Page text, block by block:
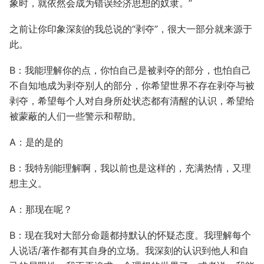
象时，就依然会成为错误经济思想的奴隶。”
之前让你印象深刻的我总说的“剥夺”，很大一部分就来源于
此。
B：我能理解你的点，你怕自己是被剥夺的部分，也怕自己
不自知地成为剥夺别人的部分，你希望世界不存在剥夺与被
剥夺，希望每个人对自身所处状态都有清醒的认识，希望给
被蒙蔽的人们一些警示和帮助。
A：是的是的
B：我特别能理解啊，我以前也是这样的，充满热情，又理
想主义。
A：那现在呢？
B：现在我对大部分命题都持默认的怀疑态度。我理解每个
人说话/著作都有其自身的立场。我深刻的认识到他人和自